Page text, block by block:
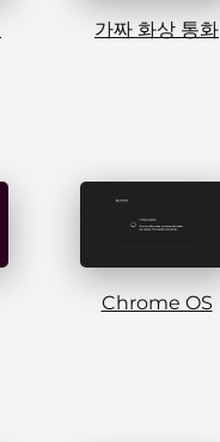
가짜 화상 통화
Chrome OS